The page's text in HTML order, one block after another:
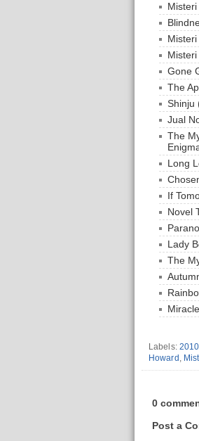
Gone
The
Shinju
Jual
The
Long
If
Novel
Lady
The
Labels: 2010
Howard ,
0
Post a